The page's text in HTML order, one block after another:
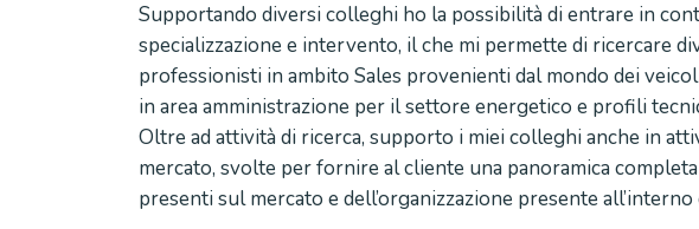
Supportando diversi colleghi ho la possibilità di entrare in
specializzazione e intervento, il che mi permette di ricercare
professionisti in ambito Sales provenienti dal mondo dei
in area amministrazione per il settore energetico e profili
Oltre ad attività di ricerca, supporto i miei colleghi anche in
mercato, svolte per fornire al cliente una panoramica
presenti sul mercato e dell’organizzazione presente